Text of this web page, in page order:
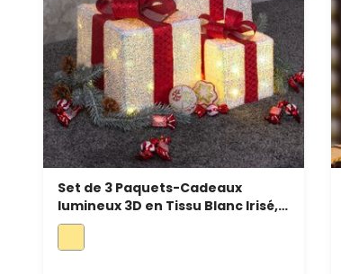
Set de 3 Paquets-Cadeaux
lumineux 3D en Tissu Blanc Irisé,
LED blanc chaud, usage intérieur